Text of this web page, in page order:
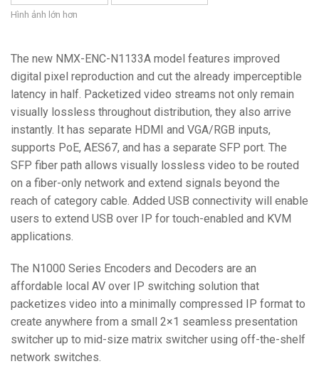
Hình ảnh lớn hơn
The new NMX-ENC-N1133A model features improved
digital pixel reproduction and cut the already imperceptible
latency in half. Packetized video streams not only remain
visually lossless throughout distribution, they also arrive
instantly. It has separate HDMI and VGA/RGB inputs,
supports PoE, AES67, and has a separate SFP port. The
SFP fiber path allows visually lossless video to be routed
on a fiber-only network and extend signals beyond the
reach of category cable. Added USB connectivity will enable
users to extend USB over IP for touch-enabled and KVM
applications.
The N1000 Series Encoders and Decoders are an
affordable local AV over IP switching solution that
packetizes video into a minimally compressed IP format to
create anywhere from a small 2×1 seamless presentation
switcher up to mid-size matrix switcher using off-the-shelf
network switches.